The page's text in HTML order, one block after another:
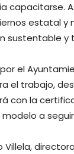
capacitarse.
estatal
sustentable y
el
el trabajo,
con la
a